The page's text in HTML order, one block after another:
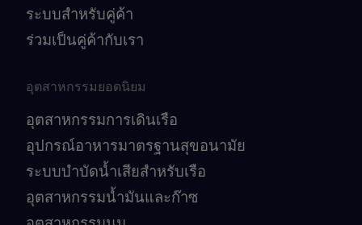
ระบบสำหรับคู่ค้า
ร่วมเป็นคู่ค้ากับเรา
อุตสาหกรรมยอดนิยม
อุตสาหกรรมการเดินเรือ
อุปกรณ์อาหารมาตรฐานสุขอนามัย
ระบบบำบัดน้ำเสียสำหรับเรือ
อุตสาหกรรมน้ำมันและก๊าซ